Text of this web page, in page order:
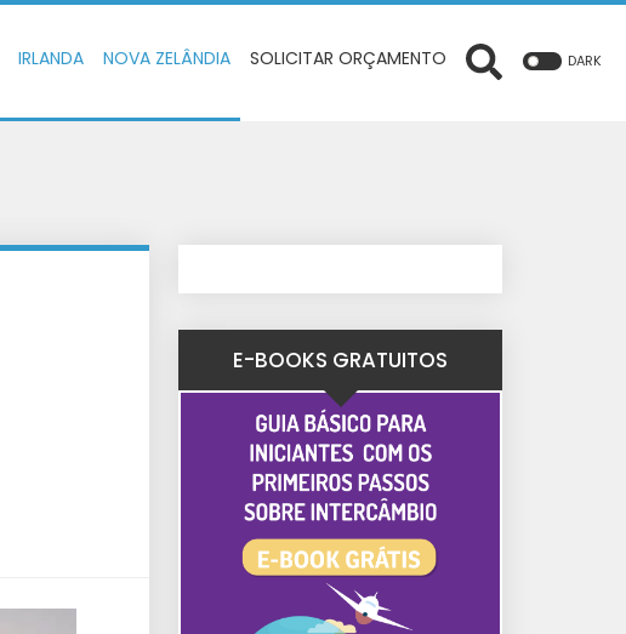
IRLANDA NOVA ZELÂNDIA SOLICITAR ORÇAMENTO DARK
E-BOOKS GRATUITOS